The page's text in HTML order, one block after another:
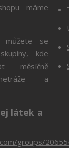
máme
můžete se
kde
měsíčně
a
látek a
groups/